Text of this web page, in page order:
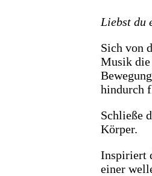
Liebst du
Sich von
Musik die
hindurch
Schließe
Körper.
Inspiriert
einer